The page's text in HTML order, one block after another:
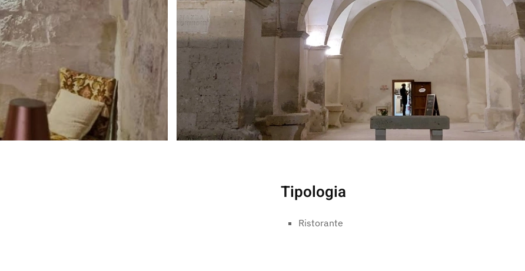
Tipologia
Ristorante